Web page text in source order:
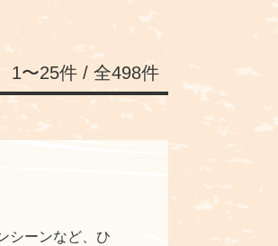
1〜25件 / 全498件
シーンなど、ひ